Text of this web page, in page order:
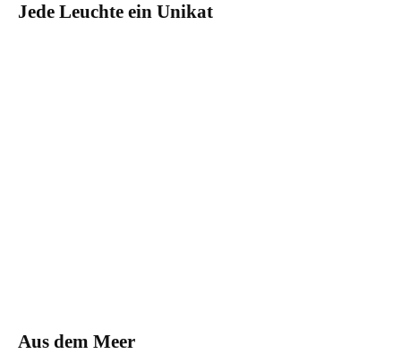
Jede Leuchte ein Unikat
Aus dem Meer